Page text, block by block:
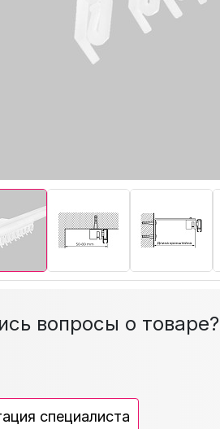
вопросы о товаре?
специалиста